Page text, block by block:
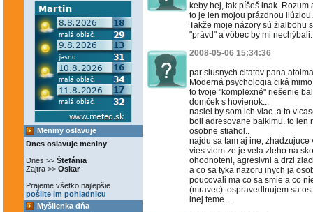
Meniny oslavuje
Dnes oslavuje meniny
Dnes >> Štefánia
Zajtra >> Oskar
Prajeme všetko najlepšie.
pošlite im pohladnicu
Myšlienka dňa
keby hej, tak píšeš inak.
to je len mojou prázdnou
Takže moje názory sú žialbohu
"právd" a vôbec by mi nechýbali.
2008-05-06 15:34:36
par slusnych citatov pana atolma
Moderná psychologia ciká
to tvoje "komplexné" riešenie
domček s hovienok...
nasiel by som ich viac. a to v
boli adresovane balkimu. to len
osobne stiahol..
najdu sa tam aj ine, zhadzujuce
vies viem ze je vela zleho na
ohodnoteni, agresivni a drzi
a co sa tyka nazoru inych ja
poucovali ma co sa smie a co
(mravec). ospravedlnujem sa
inej teme...